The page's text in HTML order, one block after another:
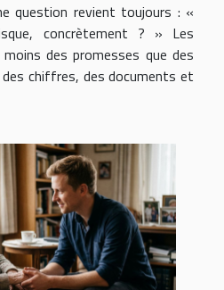
question revient toujours : «
concrètement ? » Les
des promesses que des
chiffres, des documents et